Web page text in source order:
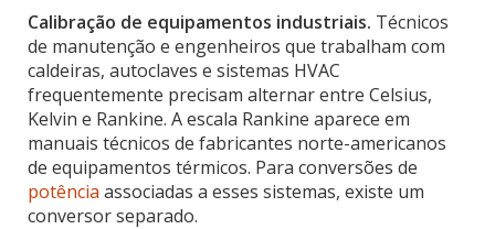
Calibração de equipamentos industriais. Técnicos
de manutenção e engenheiros que trabalham com
caldeiras, autoclaves e sistemas HVAC
frequentemente precisam alternar entre Celsius,
Kelvin e Rankine. A escala Rankine aparece em
manuais técnicos de fabricantes norte-americanos
de equipamentos térmicos. Para conversões de
potência associadas a esses sistemas, existe um
conversor separado.